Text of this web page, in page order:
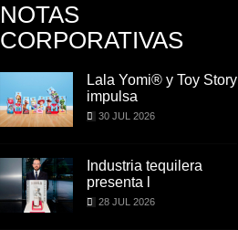
NOTAS
CORPORATIVAS
Lala Yomi® y Toy Story
impulsa
30 JUL 2026
Industria tequilera
presenta l
28 JUL 2026
Performan
21 JUL 2026
MG GO! y MG Cyber